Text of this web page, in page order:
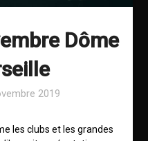
Dôme
2019
les clubs et les grandes